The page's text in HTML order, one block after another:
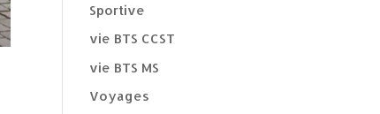
Sportive
vie BTS CCST
vie BTS MS
Voyages